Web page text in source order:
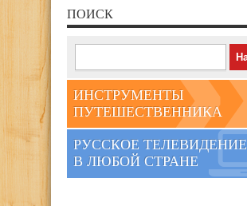
ПОИСК
ИНСТРУМЕНТЫ
ПУТЕШЕСТВЕННИКА
РУССКОЕ ТЕЛЕВИДЕНИЕ
В ЛЮБОЙ СТРАНЕ